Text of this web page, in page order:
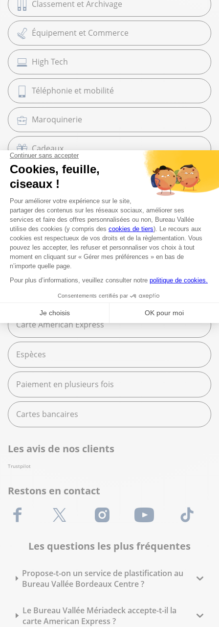
Classement et Archivage
Équipement et Commerce
High Tech
Téléphonie et mobilité
Maroquinerie
Cadeaux
Librairie
Beaux Arts
Espace services
Fournitures scolaires
Moyens de paiement
Carte American Express
Espèces
Paiement en plusieurs fois
Cartes bancaires
Les avis de nos clients
Trustpilot
Restons en contact
Facebook X (Twitter) Instagram Youtube TikTok
Les questions les plus fréquentes
Propose-t-on un service de plastification au
Bureau Vallée Bordeaux Centre ?
Le Bureau Vallée Mériadeck accepte-t-il la
carte American Express ?